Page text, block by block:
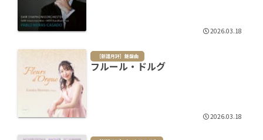
2026.03.18
［新譜月評］鍵盤曲
フルール・ドルグ
2026.03.18